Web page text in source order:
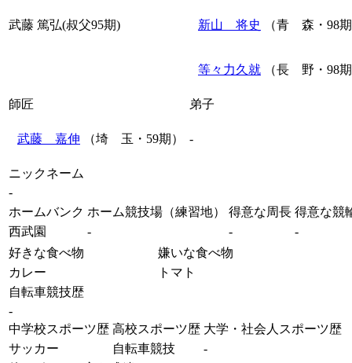
武藤 篤弘(叔父95期) 新山 将史 （青 森・98
等々力久就 （長 野・98
師匠 弟子
武藤 嘉伸 （埼 玉・59期） -
ニックネーム
-
ホームバンク ホーム競技場（練習地） 得意な周長 得意な競
西武園
- -
-
好きな食べ物
嫌いな食べ物
カレー
トマト
自転車競技歴
-
中学校スポーツ歴 高校スポーツ歴 大学・社会人スポーツ歴
サッカー
自転車競技
-